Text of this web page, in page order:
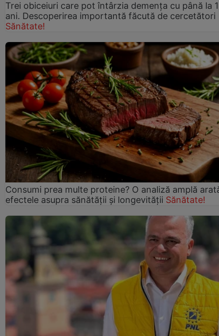
Trei obiceiuri care pot întârzia demența cu până la
ani. Descoperirea importantă făcută de cercetători
Sănătate!
Consumi prea multe proteine? O analiză amplă
efectele asupra sănătății și longevității Sănătate!